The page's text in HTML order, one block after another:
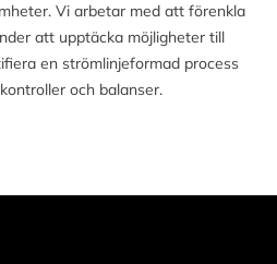
Vi arbetar med att förenkla
att upptäcka möjligheter till
en strömlinjeformad process
och balanser.